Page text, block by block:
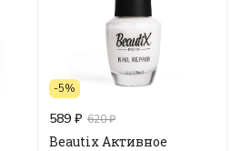
-5%
589 ₽ 620 ₽
Beautix Активное